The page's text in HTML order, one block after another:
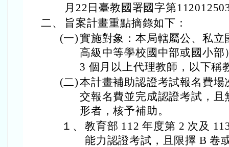
月22日臺教國署國字第
二、
旨案計畫重點摘錄如下：
(一)實施對象：本局轄屬公、私
高級中等學校國中部或國小
3 個月以上代理教師，以下稱
(二)本計畫補助認證考試報名費
交報名費並完成認證考試，
形者，核予補助。
１、 教育部 112 年度第 2 次及
能力認證考試，且限擇 B 卷